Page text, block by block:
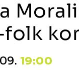
19:00